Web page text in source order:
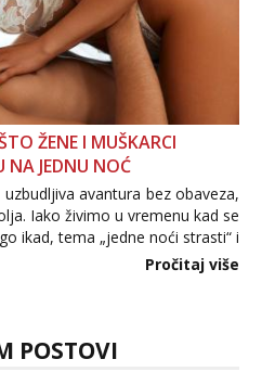
ŽENE I MUŠKARCI
NA JEDNU NOĆ
avantura bez obaveza,
Iako živimo u vremenu kad se
ikad, tema „jedne noći strasti“ i
Što zapravo misle žene, a što
Pročitaj više
POSTOVI